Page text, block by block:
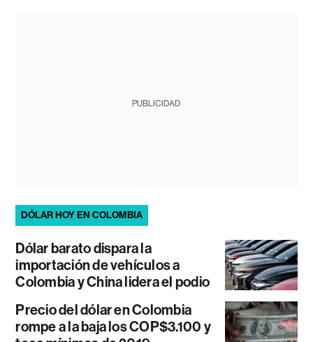
PUBLICIDAD
DÓLAR HOY EN COLOMBIA
Dólar barato dispara la
importación de vehículos a
Colombia y China lidera el podio
Precio del dólar en Colombia
rompe a la baja los COP$3.100 y